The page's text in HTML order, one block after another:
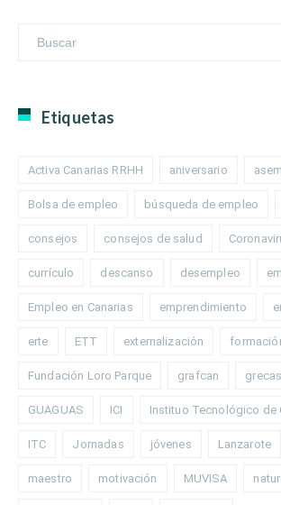
Etiquetas
Activa Canarias RRHH aniversario
Bolsa de empleo búsqueda de empleo
consejos consejos de salud
currículo descanso desempleo
Empleo en Canarias emprendimiento
erte ETT externalización
Fundación Loro Parque grafcan
GUAGUAS ICI Instituo Tecnológico de
ITC Jornadas jóvenes Lanzarote
maestro motivación MUVISA